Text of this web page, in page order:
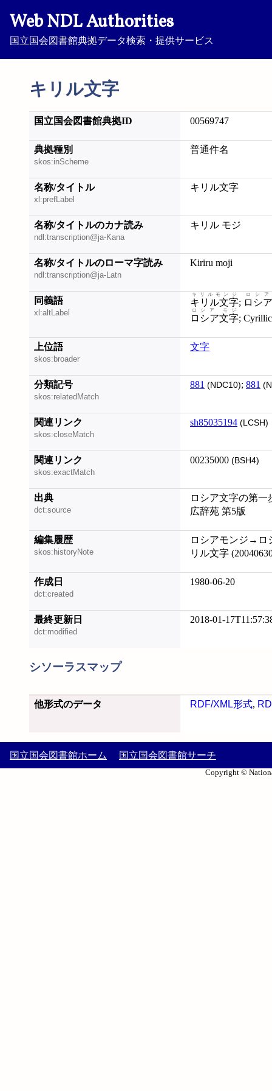
Web NDL Authorities
国立国会図書館典拠データ検索・提供サービス
キリル文字
国立国会図書館典拠ID 00569747
典拠種別
skos:inScheme
普通件名
名称/タイトル
xl:prefLabel
キリル文字
名称/タイトルのカナ読み
ndl:transcription@ja-Kana
キリル モジ
名称/タイトルのローマ字読み
ndl:transcription@ja-Latn
Kiriru moji
同義語
xl:altLabel
キリル文字
キリルモンジ
; ロシ
ロシ
ロシア文字
ロシア モジ
;
上位語
skos:broader
文字
分類記号
skos:relatedMatch
881 (NDC10); 881
関連リンク
skos:closeMatch
sh85035194 (LCSH)
関連リンク
skos:exactMatch
00235000 (BSH4)
出典
dct:source
ロシア文字の第一
広辞苑 第5版
編集履歴
skos:historyNote
ロシアモンジ→ロ
リル文字
作成日
dct:created
1980-06-20
最終更新日
dct:modified
2018-01-
シソーラスマップ
他形式のデータ RDF/XML形式,
国立国会図書館ホーム 国立国会図書館サーチ
Copyright ©